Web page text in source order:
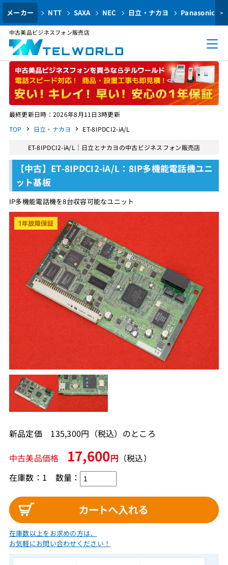
メーカー NTT SAXA NEC 日立・ナカヨ Panasonic >
中古美品ビジネスフォン販売店
最終更新日時：2026年8月11日3時更新
TOP
日立・ナカヨ ET-8IPDCI2-iA/L
ET-8IPDCI2-iA/L｜日立とナカヨの中古ビジネスフォン販売店
【中古】ET-8IPDCI2-iA/L：8IP多機能電話機ユニ
ット基板
IP多機能電話機を8台収容可能なユニット
新品定価 135,300円（税込）のところ
中古美品価格 17,600円 （税込）
在庫数：1 数量：
在庫数以上をお求めの方は、
お気軽にお問い合わせください！